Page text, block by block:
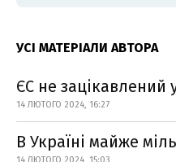
УСІ МАТЕРІАЛИ АВТОРА
ЄС не зацікавлений
14 ЛЮТОГО 2024, 16:27
В Україні майже